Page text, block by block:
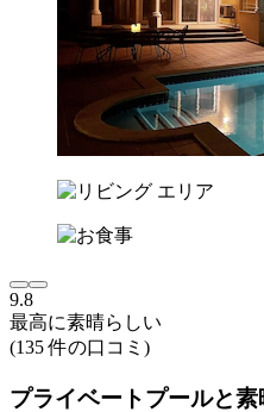
9.8
最高に素晴らしい
(135 件の口コミ)
プライベートプールと